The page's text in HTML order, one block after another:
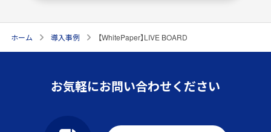
ホーム 導入事例 【WhitePaper】LIVE BOARD
お気軽にお問い合わせください